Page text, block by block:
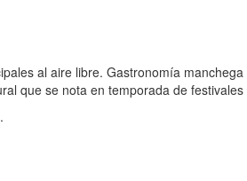
al aire libre. Gastronomía
que se nota en temporada de festivales